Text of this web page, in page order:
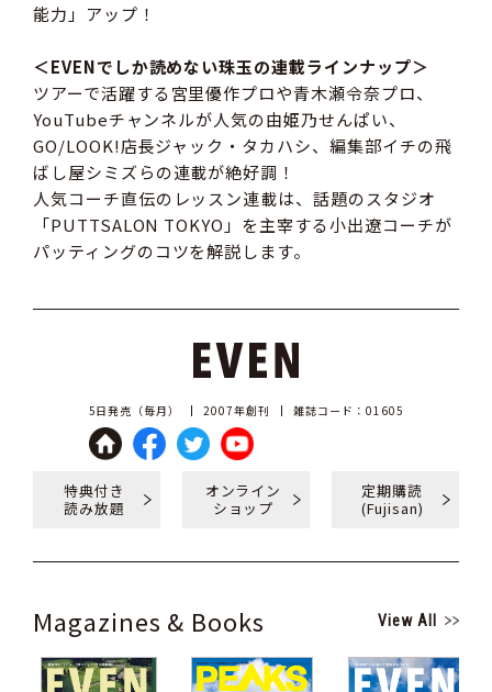
能力」アップ！
＜EVENでしか読めない珠玉の連載ラインナップ＞
ツアーで活躍する宮里優作プロや青木瀬令奈プロ、
YouTubeチャンネルが人気の由姫乃せんぱい、
GO/LOOK!店長ジャック・タカハシ、編集部イチの飛
ばし屋シミズらの連載が絶好調！
人気コーチ直伝のレッスン連載は、話題のスタジオ
「PUTTSALON TOKYO」を主宰する小出遼コーチが
パッティングのコツを解説します。
5日発売（毎月） 2007年創刊 雑誌コード：01605
特典付き
読み放題
オンライン
ショップ
定期購読
(Fujisan)
Magazines & Books View All